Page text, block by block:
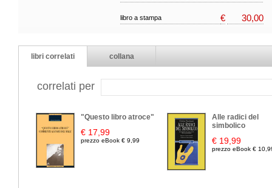
libro a stampa € 30,00
libri correlati collana
correlati per
"Questo libro atroce"
€ 17,99
prezzo eBook € 9,99
Alle radici del
simbolico
€ 19,99
prezzo eBook €